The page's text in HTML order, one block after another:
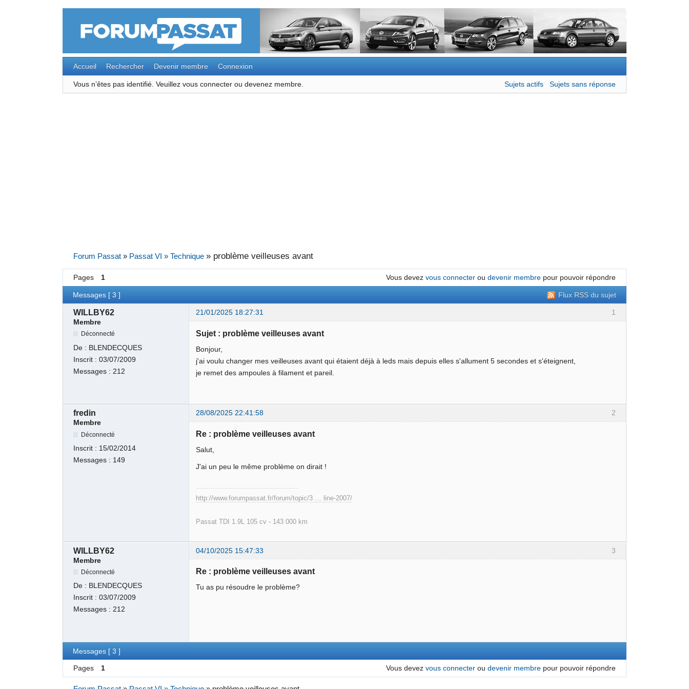
Accueil Rechercher Devenir membre Connexion
Vous n’êtes pas identifié. Veuillez vous connecter ou devenez membre. Sujets actifs Sujets sans réponse
Forum Passat » Passat VI » Technique » problème veilleuses avant
Pages 1 Vous devez vous connecterou devenir membrepour pouvoir répondre
Flux RSS du sujet
Messages [ 3 ]
1
WILLBY62
21/01/2025 18:27:31
Membre
Déconnecté
De : BLENDECQUES
Inscrit :03/07/2009
Messages : 212
Sujet : problème veilleuses avant
Bonjour,
j'ai voulu changer mes veilleuses avant qui étaient déjà à leds mais depuis elles s'allument 5 secondes et s'éteignent,
je remet des ampoules à filament et pareil.
2
fredin
28/08/2025 22:41:58
Membre
Déconnecté
Inscrit : 15/02/2014
Messages : 149
Re : problème veilleuses avant
Salut,
J'ai un peu le même problème on dirait !
http://www.forumpassat.fr/forum/topic/3 … line-2007/
Passat TDI 1.9L 105 cv - 143 000 km
3
WILLBY62
04/10/2025 15:47:33
Membre
Déconnecté
De : BLENDECQUES
Inscrit :03/07/2009
Messages : 212
Re : problème veilleuses avant
Tu as pu résoudre le problème?
Messages [ 3 ]
Pages 1 Vous devez vous connecterou devenir membrepour pouvoir répondre